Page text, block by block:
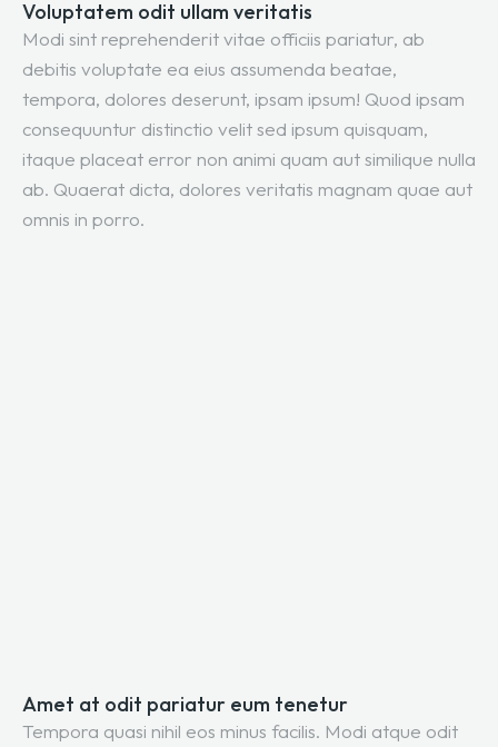
Voluptatem odit ullam veritatis
Modi sint reprehenderit vitae officiis pariatur, ab
debitis voluptate ea eius assumenda beatae,
tempora, dolores deserunt, ipsam ipsum! Quod ipsam
consequuntur distinctio velit sed ipsum quisquam,
itaque placeat error non animi quam aut similique nulla
ab. Quaerat dicta, dolores veritatis magnam quae aut
omnis in porro.
Amet at odit pariatur eum tenetur
Tempora quasi nihil eos minus facilis. Modi atque odit